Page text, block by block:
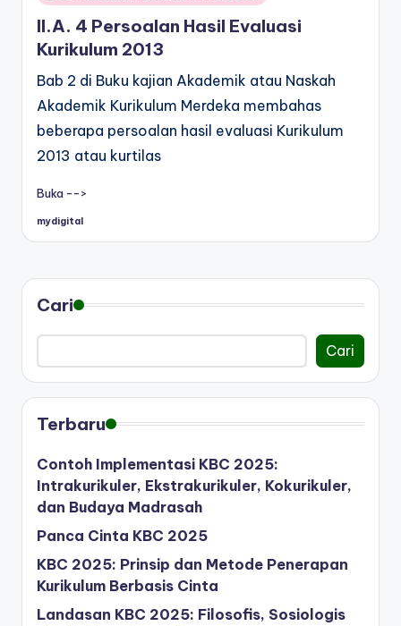
in
II.A. 4 Persoalan Hasil Evaluasi
Kurikulum 2013
Bab 2 di Buku kajian Akademik atau Naskah
Akademik Kurikulum Merdeka membahas
beberapa persoalan hasil evaluasi Kurikulum
2013 atau kurtilas
Buka -->
Posted
mydigital
Cari
Cari
Terbaru
Contoh Implementasi KBC 2025:
Intrakurikuler, Ekstrakurikuler, Kokurikuler,
dan Budaya Madrasah
Panca Cinta KBC 2025
KBC 2025: Prinsip dan Metode Penerapan
Kurikulum Berbasis Cinta
Landasan KBC 2025: Filosofis, Sosiologis